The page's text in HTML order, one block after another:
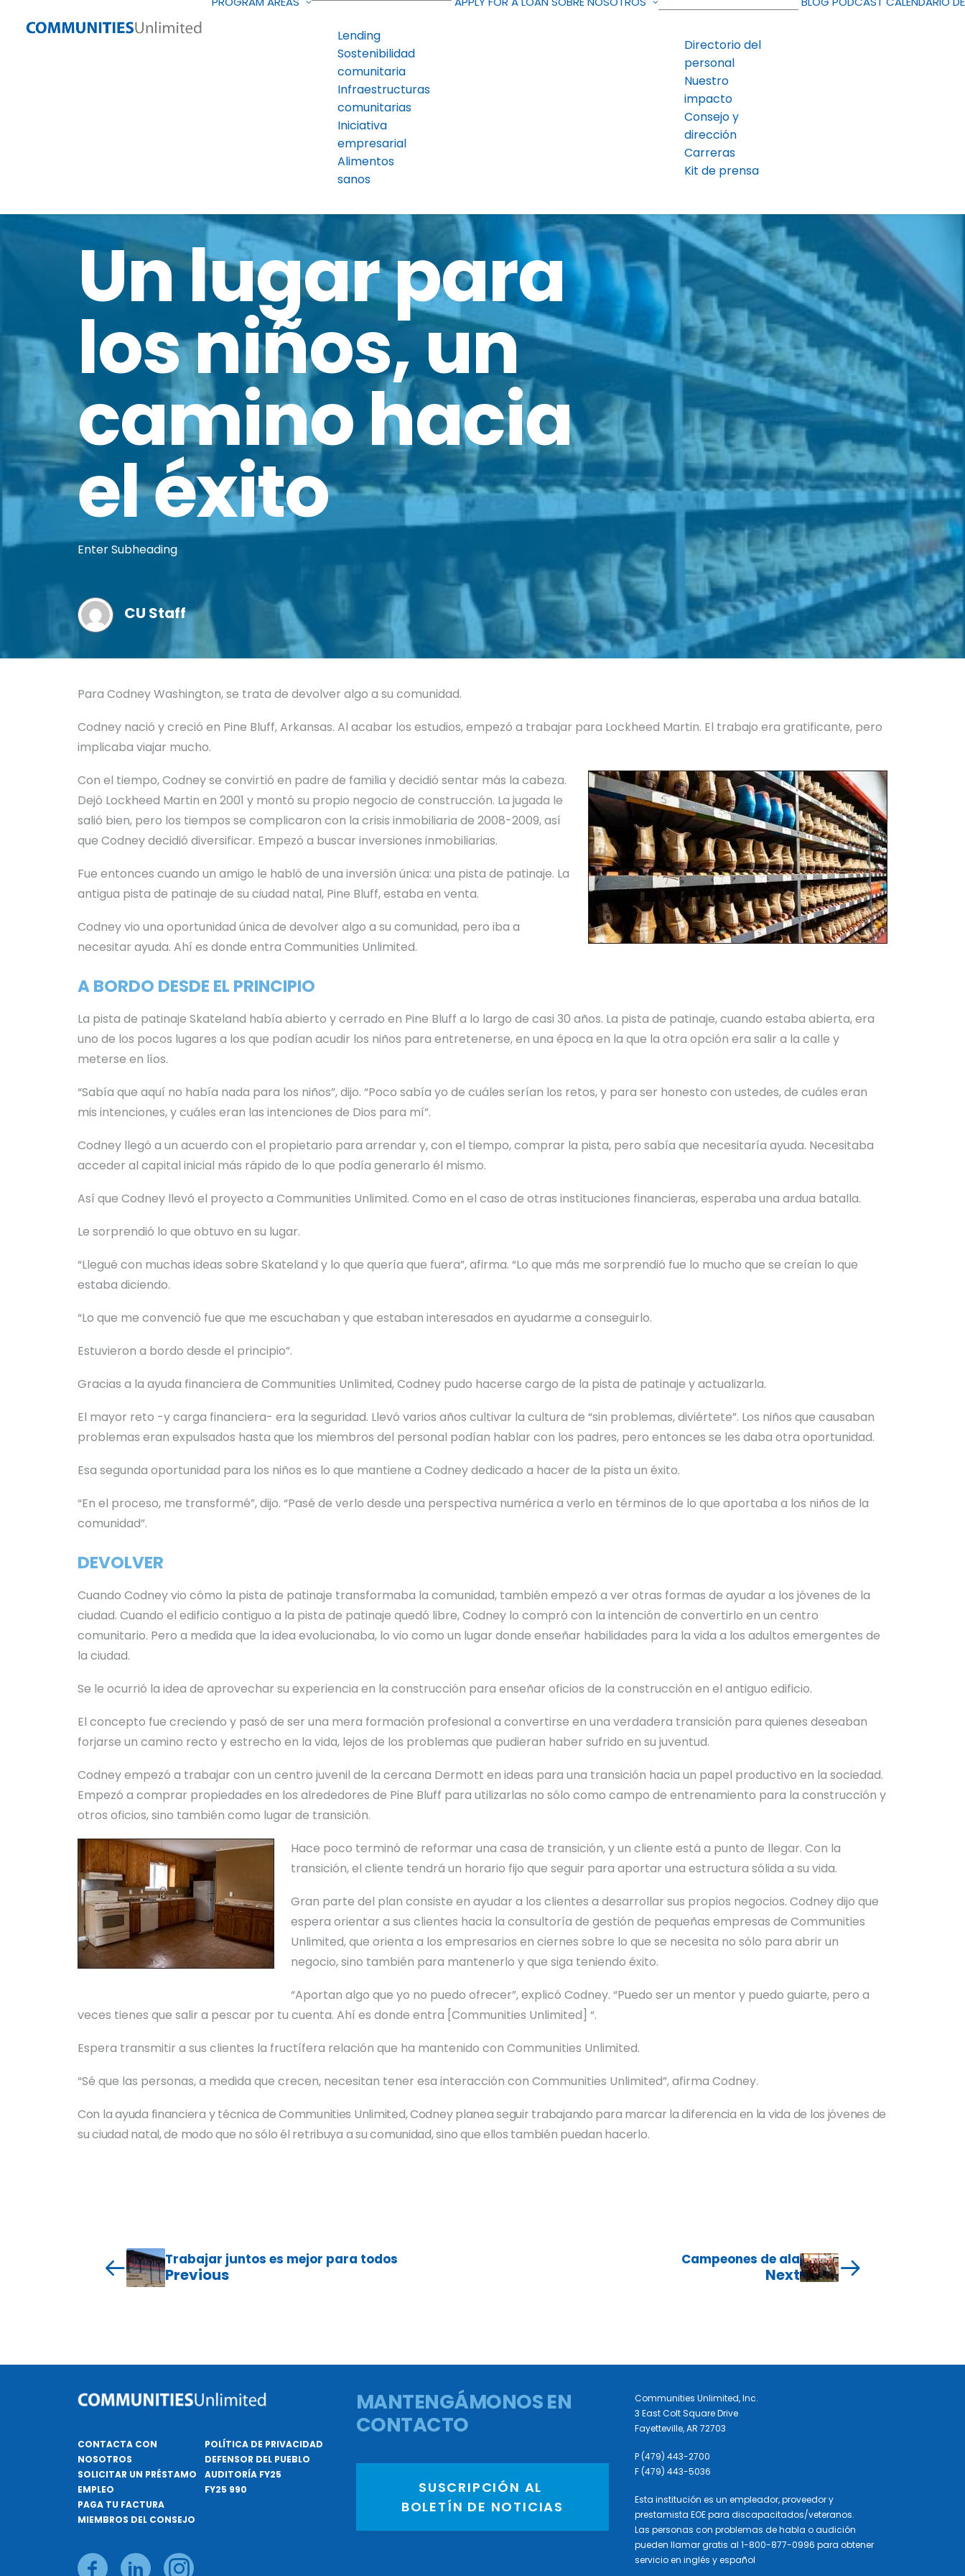
Lending
Sostenibilidad
comunitaria
Infraestructuras
comunitarias
Iniciativa
empresarial
Alimentos
sanos
Directorio del
personal
Nuestro
impacto
Consejo y
dirección
Carreras
Kit de prensa
Un lugar para
los niños, un
camino hacia
el éxito
Enter Subheading
CU Staff
Para Codney Washington, se trata de devolver algo a su comunidad.
Codney nació y creció en Pine Bluff, Arkansas. Al acabar los estudios, empezó a trabajar para Lockheed Martin. El trabajo era gratificante, pero
implicaba viajar mucho.
Con el tiempo, Codney se convirtió en padre de familia y decidió sentar más la cabeza.
Dejó Lockheed Martin en 2001 y montó su propio negocio de construcción. La jugada le
salió bien, pero los tiempos se complicaron con la crisis inmobiliaria de 2008-2009, así
que Codney decidió diversificar. Empezó a buscar inversiones inmobiliarias.
Fue entonces cuando un amigo le habló de una inversión única: una pista de patinaje. La
antigua pista de patinaje de su ciudad natal, Pine Bluff, estaba en venta.
Codney vio una oportunidad única de devolver algo a su comunidad, pero iba a
necesitar ayuda. Ahí es donde entra Communities Unlimited.
A BORDO DESDE EL PRINCIPIO
La pista de patinaje Skateland había abierto y cerrado en Pine Bluff a lo largo de casi 30 años. La pista de patinaje, cuando estaba abierta, era
uno de los pocos lugares a los que podían acudir los niños para entretenerse, en una época en la que la otra opción era salir a la calle y
meterse en líos.
“Sabía que aquí no había nada para los niños”, dijo. “Poco sabía yo de cuáles serían los retos, y para ser honesto con ustedes, de cuáles eran
mis intenciones, y cuáles eran las intenciones de Dios para mí”.
Codney llegó a un acuerdo con el propietario para arrendar y, con el tiempo, comprar la pista, pero sabía que necesitaría ayuda. Necesitaba
acceder al capital inicial más rápido de lo que podía generarlo él mismo.
Así que Codney llevó el proyecto a Communities Unlimited. Como en el caso de otras instituciones financieras, esperaba una ardua batalla.
Le sorprendió lo que obtuvo en su lugar.
“Llegué con muchas ideas sobre Skateland y lo que quería que fuera”, afirma. “Lo que más me sorprendió fue lo mucho que se creían lo que
estaba diciendo.
“Lo que me convenció fue que me escuchaban y que estaban interesados en ayudarme a conseguirlo.
Estuvieron a bordo desde el principio”.
Gracias a la ayuda financiera de Communities Unlimited, Codney pudo hacerse cargo de la pista de patinaje y actualizarla.
El mayor reto -y carga financiera- era la seguridad. Llevó varios años cultivar la cultura de “sin problemas, diviértete”. Los niños que causaban
problemas eran expulsados hasta que los miembros del personal podían hablar con los padres, pero entonces se les daba otra oportunidad.
Esa segunda oportunidad para los niños es lo que mantiene a Codney dedicado a hacer de la pista un éxito.
“En el proceso, me transformé”, dijo. “Pasé de verlo desde una perspectiva numérica a verlo en términos de lo que aportaba a los niños de la
comunidad”.
DEVOLVER
Cuando Codney vio cómo la pista de patinaje transformaba la comunidad, también empezó a ver otras formas de ayudar a los jóvenes de la
ciudad. Cuando el edificio contiguo a la pista de patinaje quedó libre, Codney lo compró con la intención de convertirlo en un centro
comunitario. Pero a medida que la idea evolucionaba, lo vio como un lugar donde enseñar habilidades para la vida a los adultos emergentes de
la ciudad.
Se le ocurrió la idea de aprovechar su experiencia en la construcción para enseñar oficios de la construcción en el antiguo edificio.
El concepto fue creciendo y pasó de ser una mera formación profesional a convertirse en una verdadera transición para quienes deseaban
forjarse un camino recto y estrecho en la vida, lejos de los problemas que pudieran haber sufrido en su juventud.
Codney empezó a trabajar con un centro juvenil de la cercana Dermott en ideas para una transición hacia un papel productivo en la sociedad.
Empezó a comprar propiedades en los alrededores de Pine Bluff para utilizarlas no sólo como campo de entrenamiento para la construcción y
otros oficios, sino también como lugar de transición.
Hace poco terminó de reformar una casa de transición, y un cliente está a punto de llegar. Con la
transición, el cliente tendrá un horario fijo que seguir para aportar una estructura sólida a su vida.
Gran parte del plan consiste en ayudar a los clientes a desarrollar sus propios negocios. Codney dijo que
espera orientar a sus clientes hacia la consultoría de gestión de pequeñas empresas de Communities
Unlimited, que orienta a los empresarios en ciernes sobre lo que se necesita no sólo para abrir un
negocio, sino también para mantenerlo y que siga teniendo éxito.
“Aportan algo que yo no puedo ofrecer”, explicó Codney. “Puedo ser un mentor y puedo guiarte, pero a
veces tienes que salir a pescar por tu cuenta. Ahí es donde entra [Communities Unlimited] “.
Espera transmitir a sus clientes la fructífera relación que ha mantenido con Communities Unlimited.
“Sé que las personas, a medida que crecen, necesitan tener esa interacción con Communities Unlimited”, afirma Codney.
Con la ayuda financiera y técnica de Communities Unlimited, Codney planea seguir trabajando para marcar la diferencia en la vida de los jóvenes de
su ciudad natal, de modo que no sólo él retribuya a su comunidad, sino que ellos también puedan hacerlo.
Trabajar juntos es mejor para todos
Previous
Campeones de ala
Next
CONTACTA CON
NOSOTROS
SOLICITAR UN PRÉSTAMO
EMPLEO
PAGA TU FACTURA
MIEMBROS DEL CONSEJO
POLÍTICA DE PRIVACIDAD
DEFENSOR DEL PUEBLO
AUDITORÍA FY25
FY25 990
MANTENGÁMONOS EN
CONTACTO
SUSCRIPCIÓN AL
BOLETÍN DE NOTICIAS
Communities Unlimited, Inc.
3 East Colt Square Drive
Fayetteville, AR 72703
P (479) 443-2700
F (479) 443-5036
Esta institución es un empleador, proveedor y
prestamista EOE para discapacitados/veteranos.
Las personas con problemas de habla o audición
pueden llamar gratis al 1-800-877-0996 para obtener
servicio en inglés y español